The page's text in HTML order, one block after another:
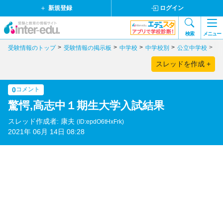
新規登録 ログイン
検索 メニュー
受験情報のトップ 受験情報の掲示板 中学校 中学校別 公立中学校
スレッドを作成 +
0コメント
驚愕,高志中１期生大学入試結果
スレッド作成者: 康夫 (ID:epdO6tHxFrk)
2021年 06月 14日 08:28